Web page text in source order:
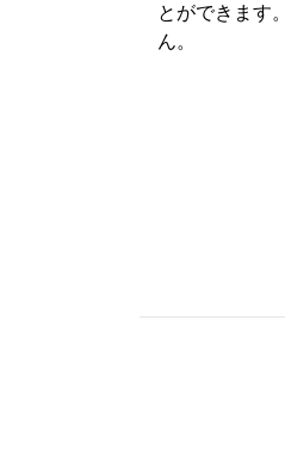
とができます
ん。